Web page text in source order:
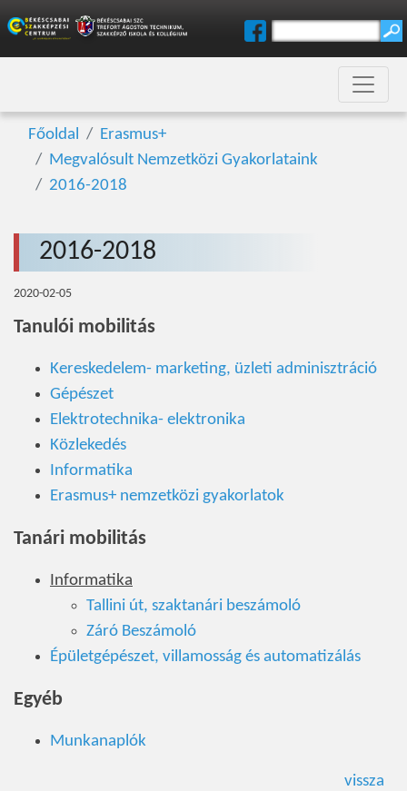
Főoldal
Erasmus+
Megvalósult Nemzetközi Gyakorlataink
2016-2018
2016-2018
2020-02-05
Tanulói mobilitás
Kereskedelem- marketing, üzleti adminisztráció
Gépészet
Elektrotechnika- elektronika
Közlekedés
Informatika
Erasmus+ nemzetközi gyakorlatok
Tanári mobilitás
Informatika
Tallini út, szaktanári beszámoló
Záró Beszámoló
Épületgépészet, villamosság és automatizálás
Egyéb
Munkanaplók
vissza